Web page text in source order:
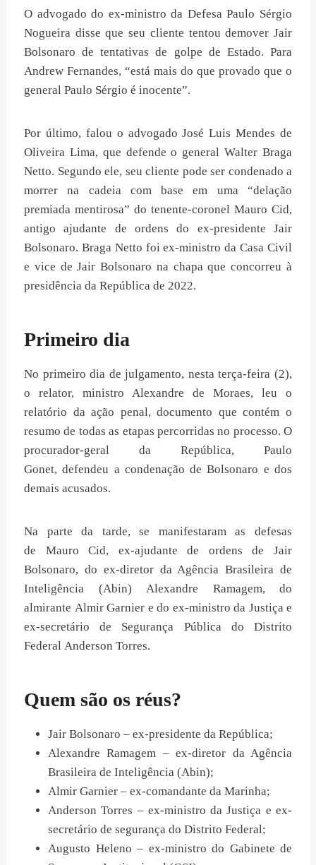
O advogado do ex-ministro da Defesa Paulo Sérgio
Nogueira disse que seu cliente tentou demover Jair
Bolsonaro de tentativas de golpe de Estado. Para
Andrew Fernandes, “está mais do que provado que o
general Paulo Sérgio é inocente”.
Por último, falou o advogado José Luis Mendes de
Oliveira Lima, que defende o general Walter Braga
Netto. Segundo ele, seu cliente pode ser condenado a
morrer na cadeia com base em uma “delação
premiada mentirosa” do tenente-coronel Mauro Cid,
antigo ajudante de ordens do ex-presidente Jair
Bolsonaro. Braga Netto foi ex-ministro da Casa Civil
e vice de Jair Bolsonaro na chapa que concorreu à
presidência da República de 2022.
Primeiro dia
No primeiro dia de julgamento, nesta terça-feira (2),
o relator, ministro Alexandre de Moraes, leu o
relatório da ação penal, documento que contém o
resumo de todas as etapas percorridas no processo. O
procurador-geral da República, Paulo
Gonet, defendeu a condenação de Bolsonaro e dos
demais acusados.
Na parte da tarde, se manifestaram as defesas
de Mauro Cid, ex-ajudante de ordens de Jair
Bolsonaro, do ex-diretor da Agência Brasileira de
Inteligência (Abin) Alexandre Ramagem, do
almirante Almir Garnier e do ex-ministro da Justiça e
ex-secretário de Segurança Pública do Distrito
Federal Anderson Torres.
Quem são os réus?
Jair Bolsonaro – ex-presidente da República;
Alexandre Ramagem – ex-diretor da Agência
Brasileira de Inteligência (Abin);
Almir Garnier – ex-comandante da Marinha;
Anderson Torres – ex-ministro da Justiça e ex-
secretário de segurança do Distrito Federal;
Augusto Heleno – ex-ministro do Gabinete de